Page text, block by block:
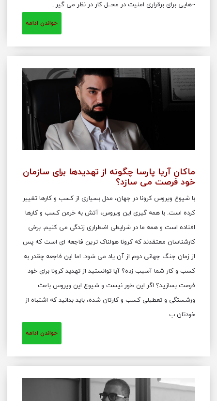
¬هايی برای برقراری امنيت در محــل كار در نظر می گير...
خواندن ادامه
ماکان آریا پارسا چگونه از تهدیدها برای سازمان
خود فرصت می سازد؟
با شیوع ویروس کرونا در جهان، مدل بسیاری از کسب و کارها تغییر
کرده است. با همه گیری این ویروس، آتش به خرمن کسب و کارها
افتاده است و همه ما در شرایطی اضطراری زندگی می کنیم. برخی
کارشناسان معتقدند که کرونا هولناک ترین فاجعه ای است که پس
از زمان جنگ جهانی دوم از آن یاد می ‌شود. اما این فاجعه چقدر به
کسب و کار شما آسیب زده؟ آیا توانستید از تهدید کرونا برای خود
فرصت بسازید؟ اگر این طور نیست و شیوع این ویروس باعث
ورشستگی و تعطیلی کسب و کارتان شده، باید بدانید که اشتباه از
خودتان ب...
خواندن ادامه